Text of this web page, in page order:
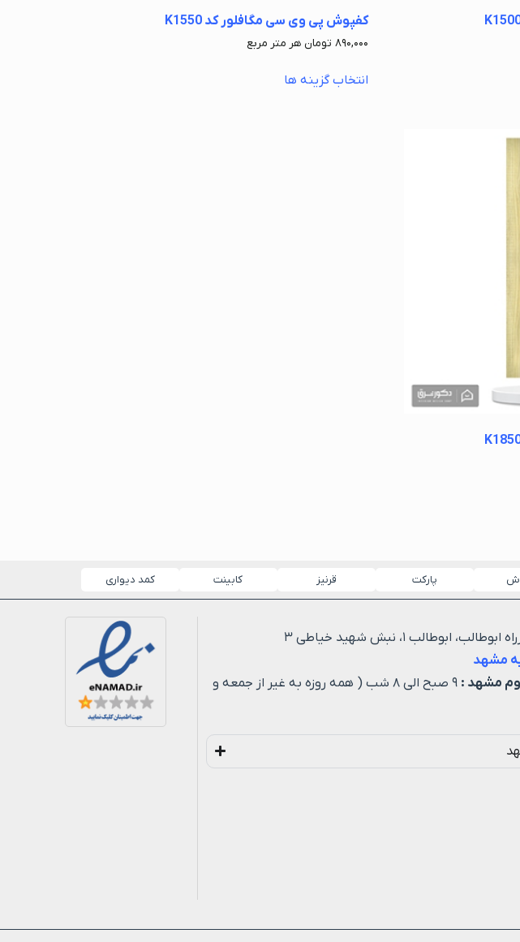
کفپوش پی وی سی مگافلور کد K1550
۸۹۰,۰۰۰ تومان هر متر مربع
انتخاب گزینه ها
پارکت قرنیز کابینت کمد دیواری
ابوطالب ۱، نبش شهید خیاطی ۳
مشهد
مشهد :
۹ صبح الی ۸ شب ( همه روزه به غیر از جمعه و